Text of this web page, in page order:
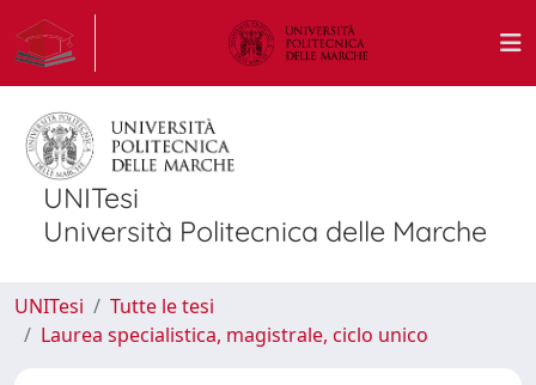
UNITesi
Università Politecnica delle Marche
UNITesi
Tutte le tesi
Laurea specialistica, magistrale, ciclo unico